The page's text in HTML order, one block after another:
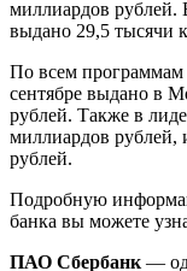
миллиардов рублей.
выдано 29,5 тысячи
По всем программам
сентябре выдано в
рублей. Также в
миллиардов рублей,
рублей.
Подробную
банка вы можете
ПАО Сбербанк —